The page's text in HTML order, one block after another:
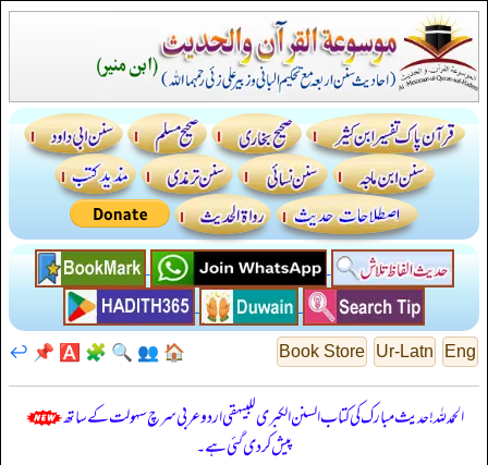
Eng
Ur-Latn
Book Store
🏠
👥
🔍
🧩
🅰️
📌
↩️
الحمدللہ! حدیث مبارک کی کتاب السنن الكبرى للبيهقي اردو عربی سرچ سہولت کے ساتھ
پیش کر دی گئی ہے۔